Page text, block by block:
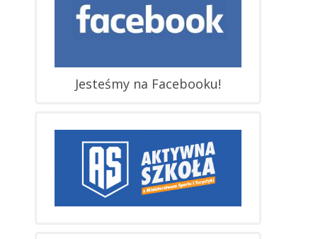
Jesteśmy na Facebooku!